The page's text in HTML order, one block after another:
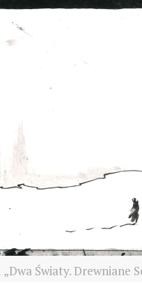
„Dwa Światy. Drewniane